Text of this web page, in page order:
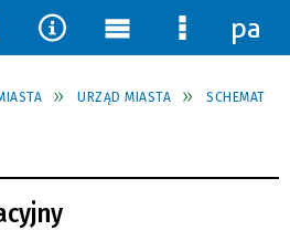
URZĄD MIASTA
SCHEMAT
Narzędzia
Menu
główne
Menu